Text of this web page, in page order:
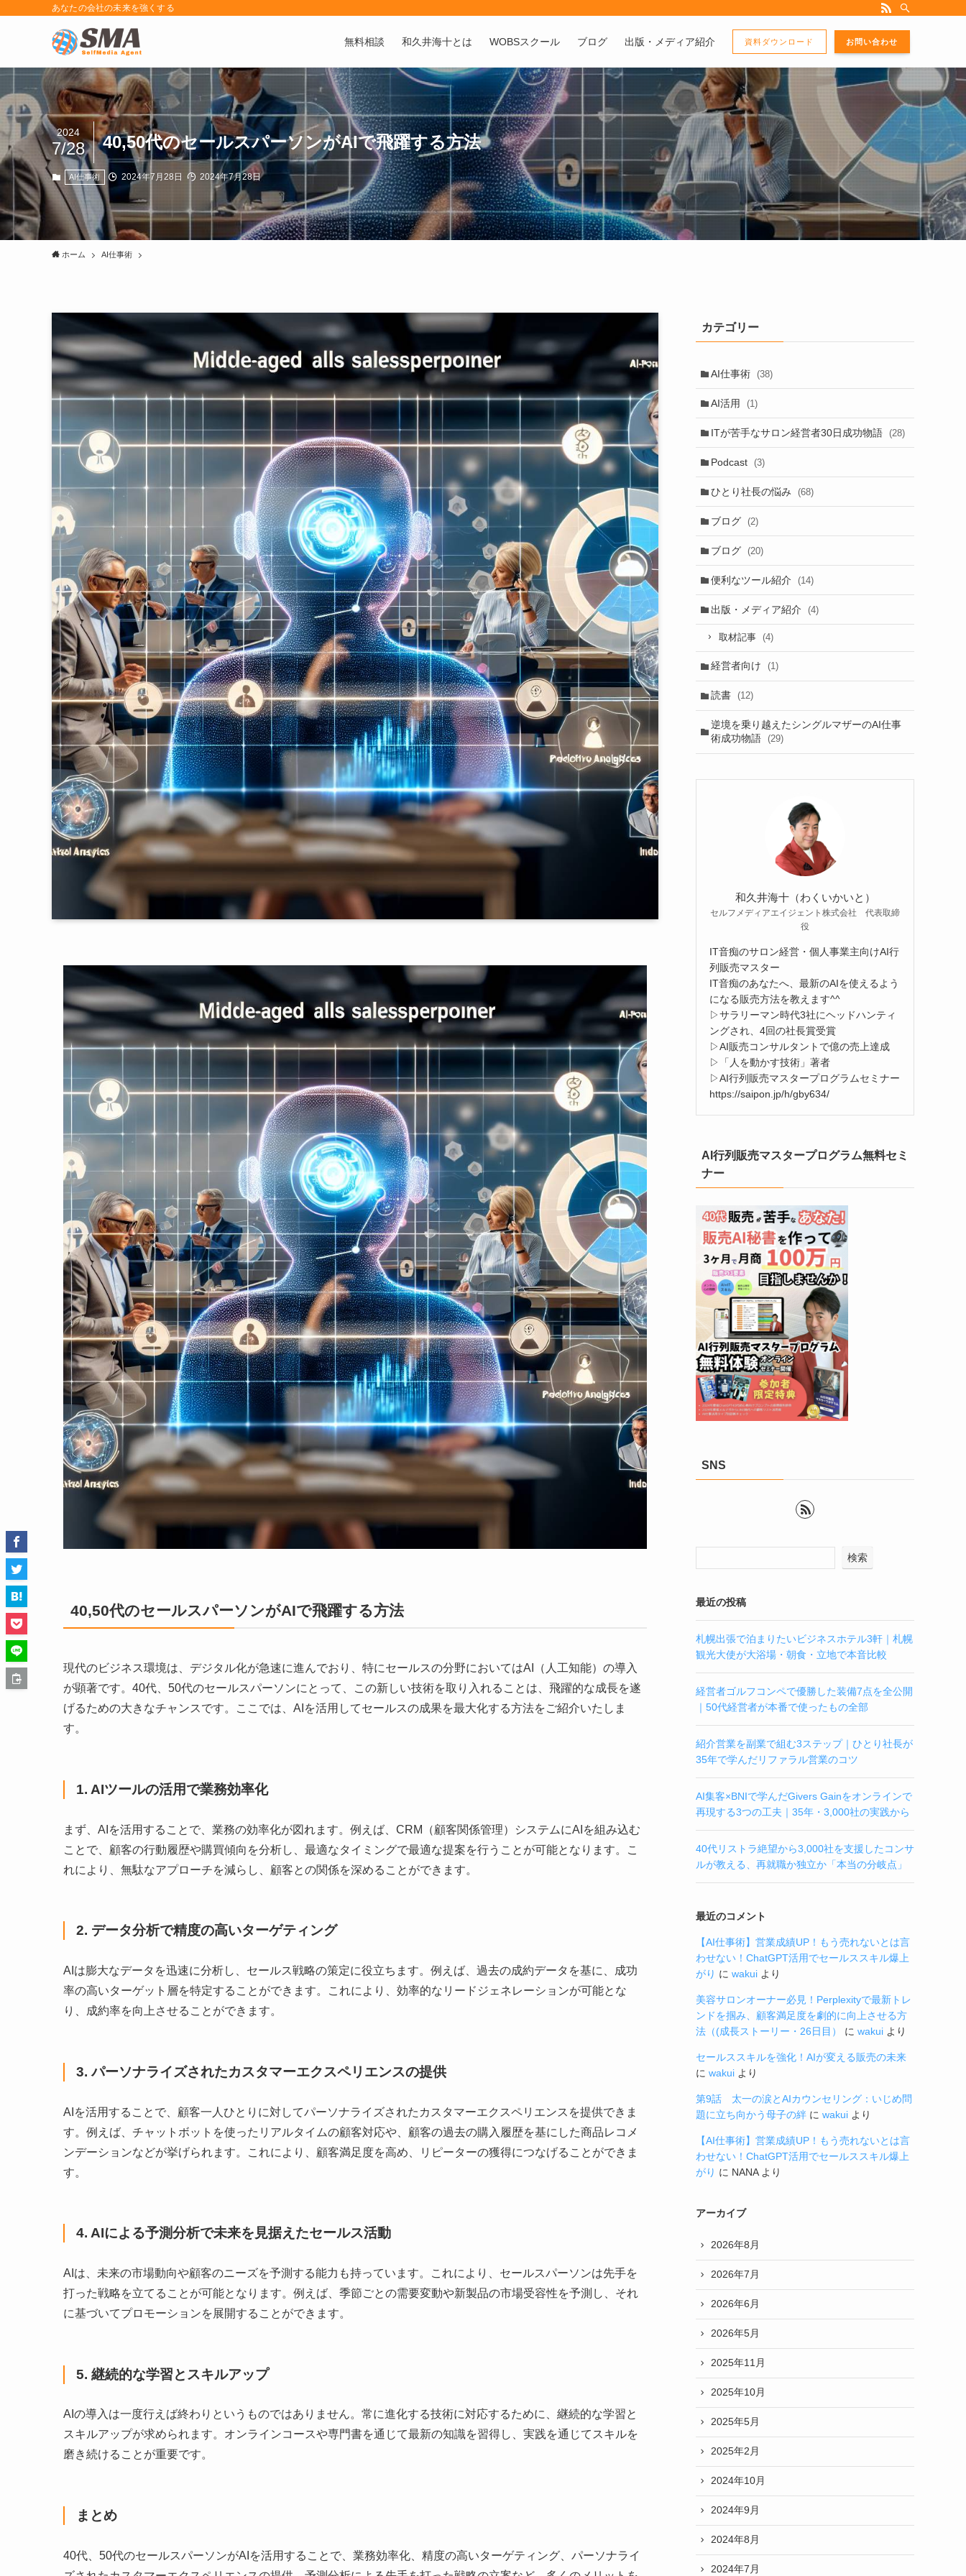
あなたの会社の未来を強くする
無料相談 和久井海十とは WOBSスクール ブログ 出版・メディア紹介 資料ダウンロード お問い合わせ
40,50代のセールスパーソンがAIで飛躍する方法
2024
7/28
AI仕事術 2024年7月28日 2024年7月28日
ホーム AI仕事術
40,50代のセールスパーソンがAIで飛躍する方法
現代のビジネス環境は、デジタル化が急速に進んでおり、特にセールスの分野においてはAI（人工知能）の導入
が顕著です。40代、50代のセールスパーソンにとって、この新しい技術を取り入れることは、飛躍的な成長を遂
げるための大きなチャンスです。ここでは、AIを活用してセールスの成果を最大化する方法をご紹介いたしま
す。
1. AIツールの活用で業務効率化
まず、AIを活用することで、業務の効率化が図れます。例えば、CRM（顧客関係管理）システムにAIを組み込む
ことで、顧客の行動履歴や購買傾向を分析し、最適なタイミングで最適な提案を行うことが可能となります。こ
れにより、無駄なアプローチを減らし、顧客との関係を深めることができます。
2. データ分析で精度の高いターゲティング
AIは膨大なデータを迅速に分析し、セールス戦略の策定に役立ちます。例えば、過去の成約データを基に、成功
率の高いターゲット層を特定することができます。これにより、効率的なリードジェネレーションが可能とな
り、成約率を向上させることができます。
3. パーソナライズされたカスタマーエクスペリエンスの提供
AIを活用することで、顧客一人ひとりに対してパーソナライズされたカスタマーエクスペリエンスを提供できま
す。例えば、チャットボットを使ったリアルタイムの顧客対応や、顧客の過去の購入履歴を基にした商品レコメ
ンデーションなどが挙げられます。これにより、顧客満足度を高め、リピーターの獲得につなげることができま
す。
4. AIによる予測分析で未来を見据えたセールス活動
AIは、未来の市場動向や顧客のニーズを予測する能力も持っています。これにより、セールスパーソンは先手を
打った戦略を立てることが可能となります。例えば、季節ごとの需要変動や新製品の市場受容性を予測し、それ
に基づいてプロモーションを展開することができます。
5. 継続的な学習とスキルアップ
AIの導入は一度行えば終わりというものではありません。常に進化する技術に対応するために、継続的な学習と
スキルアップが求められます。オンラインコースや専門書を通じて最新の知識を習得し、実践を通じてスキルを
磨き続けることが重要です。
まとめ
40代、50代のセールスパーソンがAIを活用することで、業務効率化、精度の高いターゲティング、パーソナライ
カテゴリー
AI仕事術 (38)
AI活用 (1)
ITが苦手なサロン経営者30日成功物語 (28)
Podcast (3)
ひとり社長の悩み (68)
ブログ (2)
ブログ (20)
便利なツール紹介 (14)
出版・メディア紹介 (4)
取材記事 (4)
経営者向け (1)
読書 (12)
逆境を乗り越えたシングルマザーのAI仕事
術成功物語 (29)
和久井海十（わくいかいと）
セルフメディアエイジェント株式会社 代表取締
役
IT音痴のサロン経営・個人事業主向けAI行
列販売マスター
IT音痴のあなたへ、最新のAIを使えるよう
になる販売方法を教えます^^
▷サラリーマン時代3社にヘッドハンティ
ングされ、4回の社長賞受賞
▷AI販売コンサルタントで億の売上達成
▷「人を動かす技術」著者
▷AI行列販売マスタープログラムセミナー
https://saipon.jp/h/gby634/
AI行列販売マスタープログラム無料セミ
ナー
SNS
検索
最近の投稿
札幌出張で泊まりたいビジネスホテル3軒｜札幌
観光大使が大浴場・朝食・立地で本音比較
経営者ゴルフコンペで優勝した装備7点を全公開
｜50代経営者が本番で使ったもの全部
紹介営業を副業で組む3ステップ｜ひとり社長が
35年で学んだリファラル営業のコツ
AI集客×BNIで学んだGivers Gainをオンラインで
再現する3つの工夫｜35年・3,000社の実践から
40代リストラ絶望から3,000社を支援したコンサ
ルが教える、再就職か独立か「本当の分岐点」
最近のコメント
【AI仕事術】営業成績UP！もう売れないとは言
わせない！ChatGPT活用でセールススキル爆上
がり に wakui より
美容サロンオーナー必見！Perplexityで最新トレ
ンドを掴み、顧客満足度を劇的に向上させる方
法（(成長ストーリー・26日目）
に wakui より
セールススキルを強化！AIが変える販売の未来
に wakui より
第9話 太一の涙とAIカウンセリング：いじめ問
題に立ち向かう母子の絆 に wakui より
【AI仕事術】営業成績UP！もう売れないとは言
わせない！ChatGPT活用でセールススキル爆上
がり に NANAより
アーカイブ
2026年8月
2026年7月
2026年6月
2026年5月
2025年11月
2025年10月
2025年5月
2025年2月
2024年10月
2024年9月
2024年8月
2024年7月